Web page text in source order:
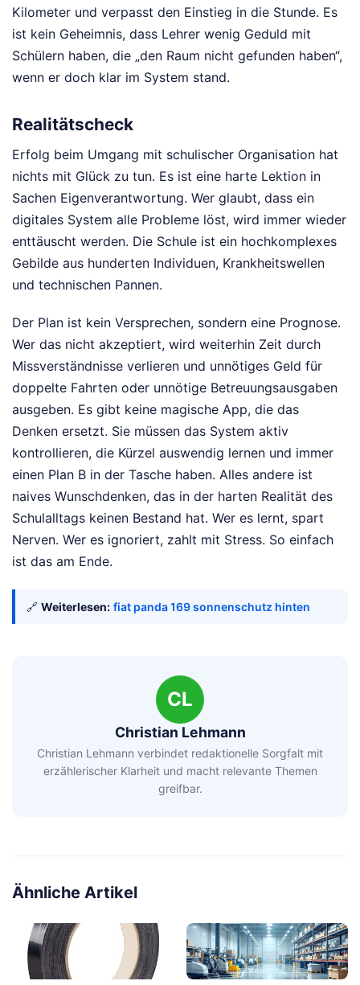
Kilometer und verpasst den Einstieg in die Stunde. Es
ist kein Geheimnis, dass Lehrer wenig Geduld mit
Schülern haben, die „den Raum nicht gefunden haben“,
wenn er doch klar im System stand.
Realitätscheck
Erfolg beim Umgang mit schulischer Organisation hat
nichts mit Glück zu tun. Es ist eine harte Lektion in
Sachen Eigenverantwortung. Wer glaubt, dass ein
digitales System alle Probleme löst, wird immer wieder
enttäuscht werden. Die Schule ist ein hochkomplexes
Gebilde aus hunderten Individuen, Krankheitswellen
und technischen Pannen.
Der Plan ist kein Versprechen, sondern eine Prognose.
Wer das nicht akzeptiert, wird weiterhin Zeit durch
Missverständnisse verlieren und unnötiges Geld für
doppelte Fahrten oder unnötige Betreuungsausgaben
ausgeben. Es gibt keine magische App, die das
Denken ersetzt. Sie müssen das System aktiv
kontrollieren, die Kürzel auswendig lernen und immer
einen Plan B in der Tasche haben. Alles andere ist
naives Wunschdenken, das in der harten Realität des
Schulalltags keinen Bestand hat. Wer es lernt, spart
Nerven. Wer es ignoriert, zahlt mit Stress. So einfach
ist das am Ende.
🔗 Weiterlesen: fiat panda 169 sonnenschutz hinten
CL
Christian Lehmann
Christian Lehmann verbindet redaktionelle Sorgfalt mit
erzählerischer Klarheit und macht relevante Themen
greifbar.
Ähnliche Artikel